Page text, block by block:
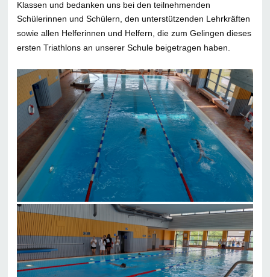
Klassen und bedanken uns bei den teilnehmenden
Schülerinnen und Schülern, den unterstützenden Lehrkräften
sowie allen Helferinnen und Helfern, die zum Gelingen dieses
ersten Triathlons an unserer Schule beigetragen haben.